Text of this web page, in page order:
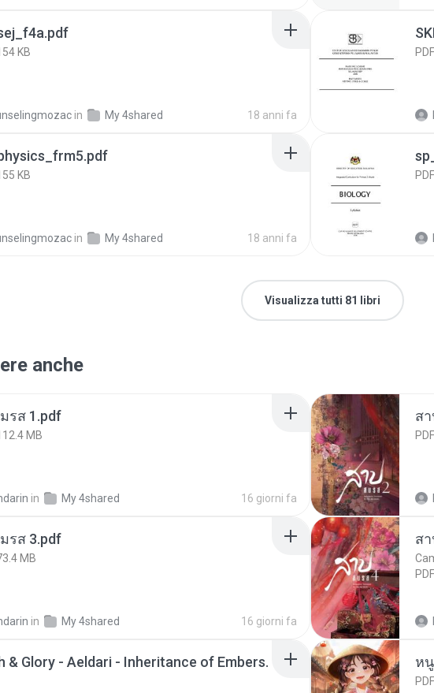
KB
in My 4shared 18 anni fa
PDF
KB
in My 4shared 18 anni fa
PDF
Visualizza tutti 81 libri
anche
รส 1.pdf
MB
in My 4shared 16 giorni fa
ส
PDF
รส 3.pdf
MB
in My 4shared 16 giorni fa
ส
PDF
& Glory - Aeldari - Inheritance of Embers.
ห
PDF